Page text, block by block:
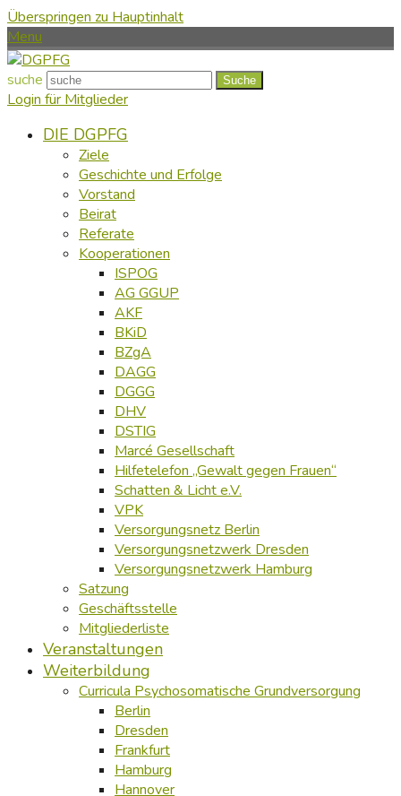
Überspringen zu Hauptinhalt
Menu
suche Suche
Login für Mitglieder
DIE DGPFG
Ziele
Geschichte und Erfolge
Vorstand
Beirat
Referate
Kooperationen
ISPOG
AG GGUP
AKF
BKiD
BZgA
DAGG
DGGG
DHV
DSTIG
Marcé Gesellschaft
Hilfetelefon „Gewalt gegen Frauen“
Schatten & Licht e.V.
VPK
Versorgungsnetz Berlin
Versorgungsnetzwerk Dresden
Versorgungsnetzwerk Hamburg
Satzung
Geschäftsstelle
Mitgliederliste
Veranstaltungen
Weiterbildung
Curricula Psychosomatische Grundversorgung
Berlin
Dresden
Frankfurt
Hamburg
Hannover